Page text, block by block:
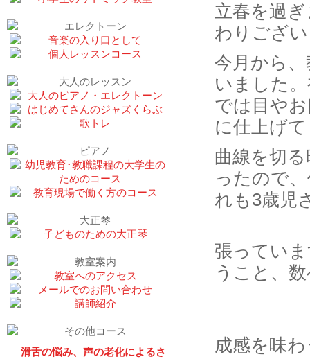
滑舌の悩み、声の老化によるさ
立春を過
わりござ
今月から
いました
では目や
に仕上げ
曲線を切
ったので
れも3歳児
張ってい
うこと、
成感を味